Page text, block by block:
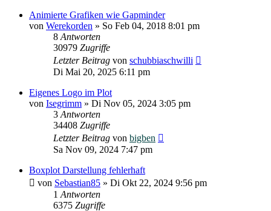
Animierte Grafiken wie Gapminder
von Werekorden » So Feb 04, 2018 8:01 pm
8 Antworten
30979 Zugriffe
Letzter Beitrag von schubbiaschwilli
Di Mai 20, 2025 6:11 pm
Eigenes Logo im Plot
von Isegrimm » Di Nov 05, 2024 3:05 pm
3 Antworten
34408 Zugriffe
Letzter Beitrag von bigben
Sa Nov 09, 2024 7:47 pm
Boxplot Darstellung fehlerhaft
von Sebastian85 » Di Okt 22, 2024 9:56 pm
1 Antworten
6375 Zugriffe